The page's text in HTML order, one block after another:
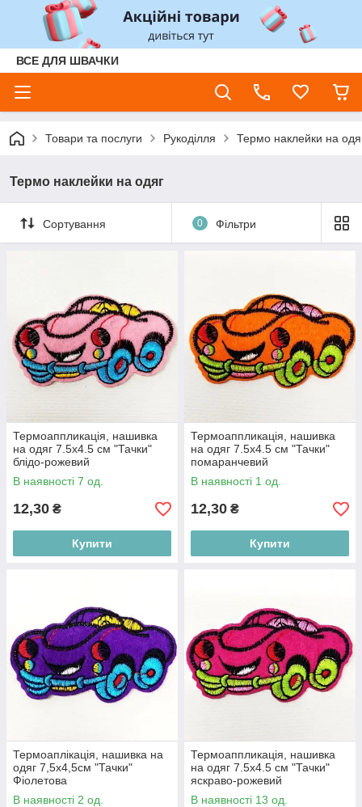
ВСЕ ДЛЯ ШВАЧКИ
Товари та послуги Рукоділля Термо наклейки на
Термо наклейки на одяг
Сортування 0 Фільтри
Термоаппликація, нашивка
на одяг 7.5x4.5 см "Тачки"
блідо-рожевий
В наявності 7 од.
12,30 ₴
Купити
Термоаппликація, нашивка
на одяг 7.5x4.5 см "Тачки"
помаранчевий
В наявності 1 од.
12,30 ₴
Купити
Термоаплікація, нашивка на
одяг 7,5х4,5см "Тачки"
Фіолетова
В наявності 2 од.
Термоаппликація, нашивка
на одяг 7.5x4.5 см "Тачки"
яскраво-рожевий
В наявності 13 од.